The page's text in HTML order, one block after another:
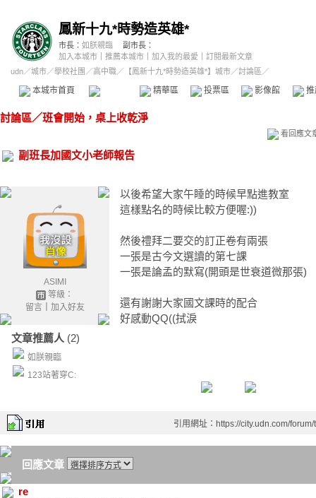
鳳新十九*時勢造英雄*
市長： 如朕親臨
副市長：
加入本城市
推薦本城市 加入我的最愛
訂閱最新文章
udn／城市／學校社團 ／高中職／ 【鳳新十九*時勢造英雄*】城市／討論區／
本城市首頁 精華區 投票區 影像館
討論區／班會開始，桌上收乾淨
看回應文
副班長加國文小老師報告
ASIMI
等級：
留言｜ 加入好友
文章推薦人 (2)
如朕親臨
123站著穿C:
以後希望大家午睡的時候早點進教室
這樣點名的時候比較方便喔:))
然後禮拜二要交的訂正卷有兩張
一張是古今文選讀的第七課
一張是論孟的默寫(開頭是世衰道微那張)
還有謝謝大家國文課時的配合
好感動QQ((拭淚
引用網址：https://city.udn.com/
回應文章
re